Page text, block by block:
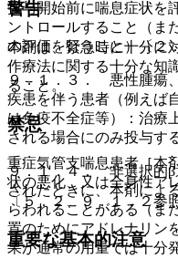
投与開始前に喘息症状を
ントロールすること（ま
の評価を行うこと）〔２
９．１．３． 悪性腫瘍
疾患を伴う患者（例えば
は免疫不全症等）：治療
される場合にのみ投与す
９．１．４． 非選択的β
されたときに、本剤によ
らわれることがある（ま
置のためにアドレナリン
果が通常の用量では十分
警告
本剤は、緊急時に十分に
作療法に関する十分な知
ること。
禁忌
重症気管支喘息患者［本
状の悪化、又は全身性ア
〔５．２、９．１．２参
重要な基本的注意